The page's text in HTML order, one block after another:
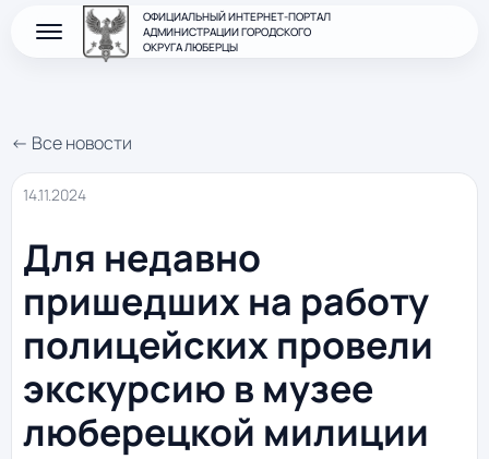
ОФИЦИАЛЬНЫЙ ИНТЕРНЕТ-ПОРТАЛ
АДМИНИСТРАЦИИ ГОРОДСКОГО
ОКРУГА ЛЮБЕРЦЫ
← Все новости
14.11.2024
Для недавно
пришедших на работу
полицейских провели
экскурсию в музее
люберецкой милиции